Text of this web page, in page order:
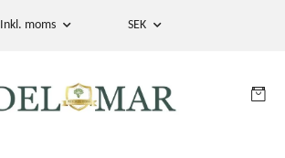
Inkl. moms SEK